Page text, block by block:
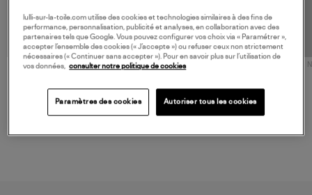
480,00 €
Sac Bobi S Cuir Lamé
Champagne
NOUVELLE COLLECTION
189,00 €
Mocassins Killian Sport
Mousse
lulli-sur-la-toile.com utilise des cookies et technologies similaires à des fins de
performance, personnalisation, publicité et analyses, en collaboration avec des
partenaires tels que Google. Vous pouvez configurer vos choix via « Paramétrer »,
accepter l’ensemble des cookies (« J’accepte ») ou refuser ceux non strictement
nécessaires (« Continuer sans accepter »). Pour en savoir plus sur l’utilisation de
vos données, consulter notre politique de cookies
Paramètres des cookies Autoriser tous les cookies